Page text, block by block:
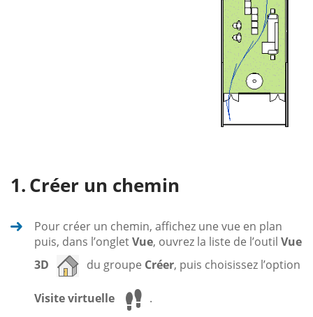
Créer un chemin
Pour créer un chemin, affichez une vue en plan
puis, dans l’ongletVue, ouvrez la liste de l’outil Vue
3D
du groupe Créer, puis choisissez l’option
Visite virtuelle .